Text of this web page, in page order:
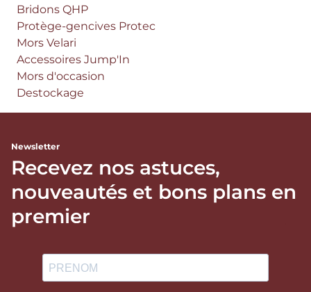
Bridons QHP
Protège-gencives Protec
Mors Velari
Accessoires Jump'In
Mors d'occasion
Destockage
Newsletter
Recevez nos astuces,
nouveautés et bons plans en
premier